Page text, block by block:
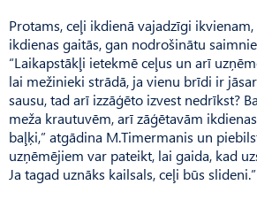
Protams, ceļi ikdienā vajadzīgi
ikdienas gaitās, gan nodrošinātu
“Laikapstākļi ietekmē ceļus un arī
lai mežinieki strādā, ja vienu brīdi ir
sausu, tad arī izzāģēto izvest nedrīkst?
meža krautuvēm, arī zāģētavām
baļķi,” atgādina M.Timermanis un
uzņēmējiem var pateikt, lai gaida, kad
Ja tagad uznāks kailsals, ceļi būs slideni.”